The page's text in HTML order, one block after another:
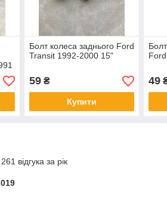
Болт колеса заднього Ford
Transit 1992-2000 15"
59₴
Купити
49
відгука за рік